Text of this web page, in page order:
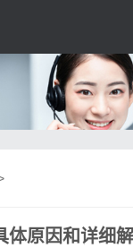
体原因和详细